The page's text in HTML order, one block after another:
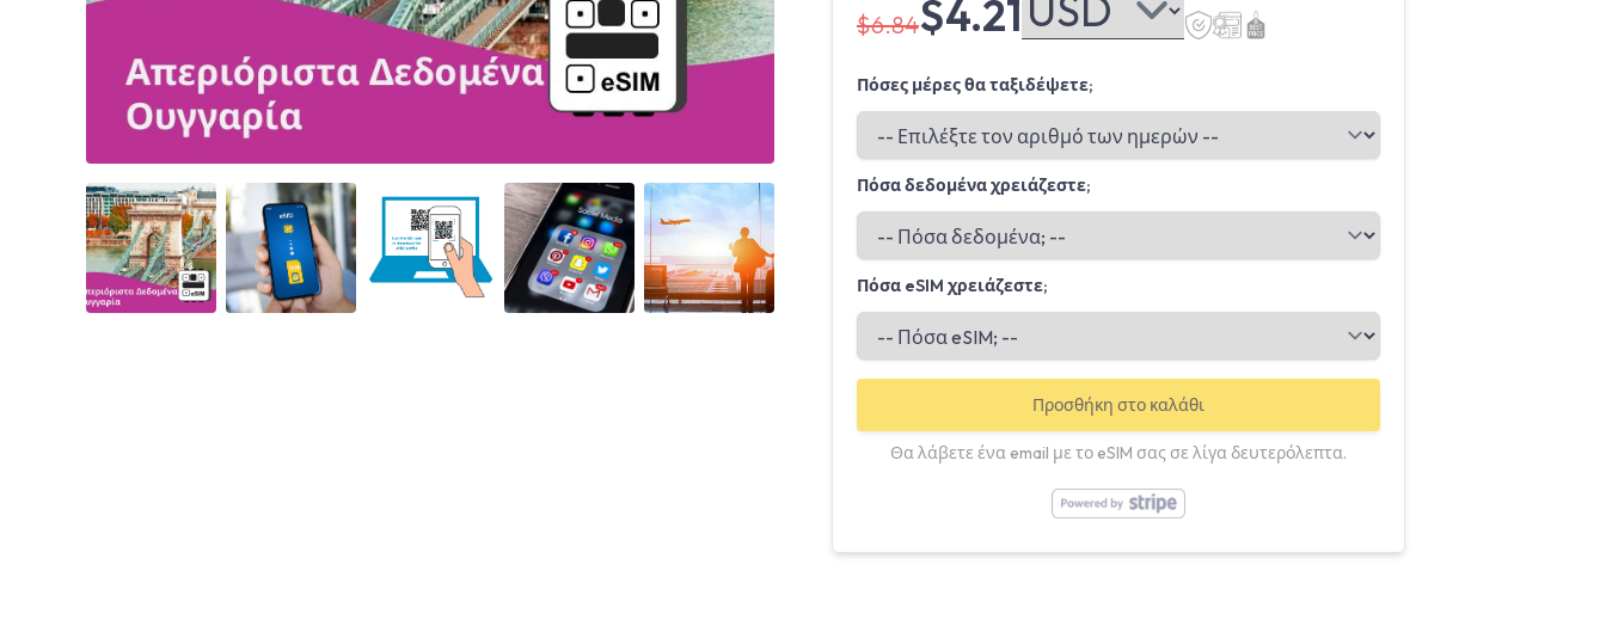
Angled view Angled view Angled view Angled view Angled view
$6.84$4.21
Πόσες μέρες θα ταξιδέψετε;
Πόσα δεδομένα χρειάζεστε;
Πόσα eSIM χρειάζεστε;
Προσθήκη στο καλάθι
Θα λάβετε ένα email με το eSIM σας σε λίγα δευτερόλεπτα.